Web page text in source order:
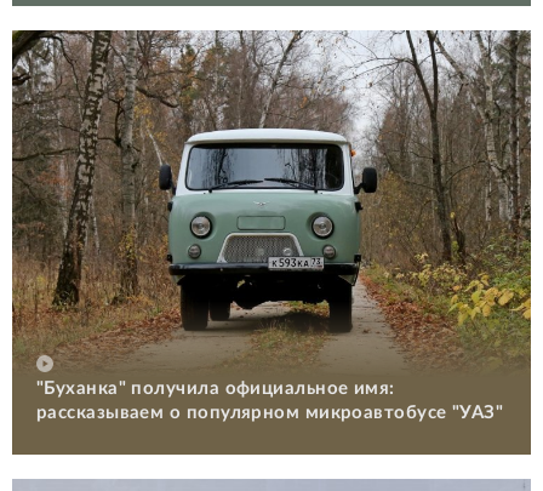
"Буханка" получила официальное имя:
рассказываем о популярном микроавтобусе "УАЗ"